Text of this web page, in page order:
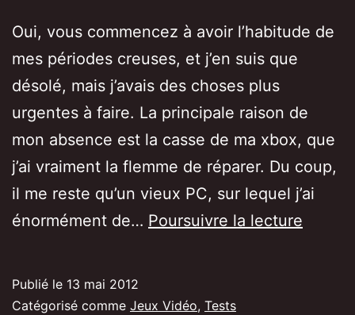
Oui, vous commencez à avoir l’habitude de
mes périodes creuses, et j’en suis que
désolé, mais j’avais des choses plus
urgentes à faire. La principale raison de
mon absence est la casse de ma xbox, que
j’ai vraiment la flemme de réparer. Du coup,
il me reste qu’un vieux PC, sur lequel j’ai
énormément de… Poursuivre la lecture
Publié le 13 mai 2012
Catégorisé comme Jeux Vidéo, Tests